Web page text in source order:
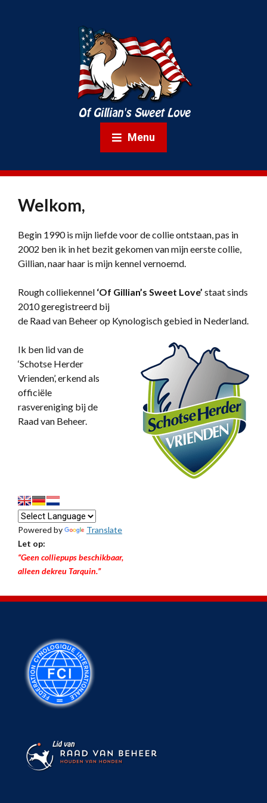
Menu
Welkom,
Begin 1990 is mijn liefde voor de collie ontstaan, pas in
2002 ben ik in het bezit gekomen van mijn eerste collie,
Gillian, naar haar is mijn kennel vernoemd.
Rough colliekennel ‘Of Gillian’s Sweet Love’ staat sinds
2010 geregistreerd bij
de Raad van Beheer op Kynologisch gebied in Nederland.
Ik ben lid van de
‘Schotse Herder
Vrienden’, erkend als
officiële
rasvereniging bij de
Raad van Beheer.
Powered by
Translate
Let op:
“Geen colliepups beschikbaar,
alleen dekreu Tarquin.”